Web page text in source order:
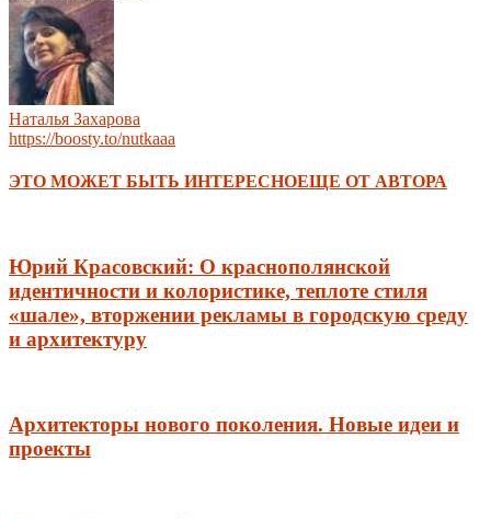
Наталья Захарова
https://boosty.to/nutkaaa
ЭТО МОЖЕТ БЫТЬ ИНТЕРЕСНОЕЩЕ ОТ АВТОРА
Юрий Красовский: О краснополянской
идентичности и колористике, теплоте стиля
«шале», вторжении рекламы в городскую среду
и архитектуру
Архитекторы нового поколения. Новые идеи и
проекты